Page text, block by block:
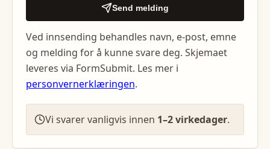
Send melding
Ved innsending behandles navn, e-post, emne
og melding for å kunne svare deg. Skjemaet
leveres via FormSubmit. Les mer i
personvernerklæringen.
Vi svarer vanligvis innen 1–2 virkedager.